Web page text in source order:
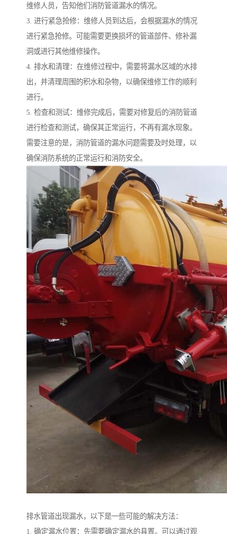
维修人员，告知他们消防管道漏水的情况。
3. 进行紧急抢修：维修人员到达后，会根据漏水的情况
进行紧急抢修。可能需要更换损坏的管道部件、修补漏
洞或进行其他维修操作。
4. 排水和清理：在维修过程中，需要将漏水区域的水排
出，并清理周围的积水和杂物，以确保维修工作的顺利
进行。
5. 检查和测试：维修完成后，需要对修复后的消防管道
进行检查和测试，确保其正常运行，不再有漏水现象。
需要注意的是，消防管道的漏水问题需要及时处理，以
确保消防系统的正常运行和消防安全。
排水管道出现漏水，以下是一些可能的解决方法：
1. 确定漏水位置：先需要确定漏水的具置。可以通过观